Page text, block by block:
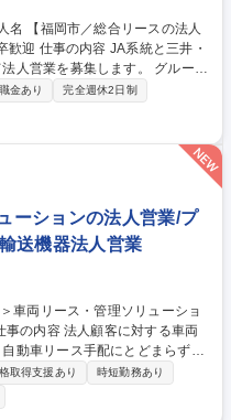
三井・
人営業を募集します。 グループ
存顧客を中心に多彩なソリュー
、ＤＸ推進、コスト改善、省エ
ただきます。JA系統と三井の両
する高付加価値な提案を共に生
規顧客との打合せもお任せしま
金あり
完全週休2日制
ーションの法人営業/プ
送機器法人営業
動車リース手配にとどまらず、
企業の事務業務を効率化、コス
修体
やリース、保険の仕組みを基礎
取得支援あり
時短勤務あり